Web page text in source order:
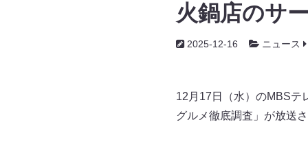
火鍋店のサ
2025-12-16 ニュース
12月17日（水）のMBSテ
グルメ徹底調査」が放送